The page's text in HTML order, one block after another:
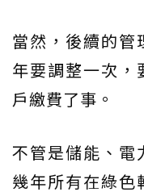
當然，後續的管
年要調整一次，
戶繳費了事。
不管是儲能、電
幾年所有在綠色